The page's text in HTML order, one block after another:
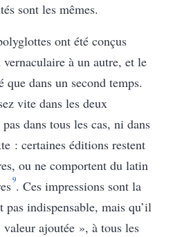
sont les mêmes.
ont été conçus
à un autre, et le
que dans un second temps.
vite dans les deux
dans tous les cas, ni dans
: certaines éditions restent
ou ne comportent du latin
9. Ces impressions sont la
pas indispensable, mais qu’il
ajoutée », à tous les